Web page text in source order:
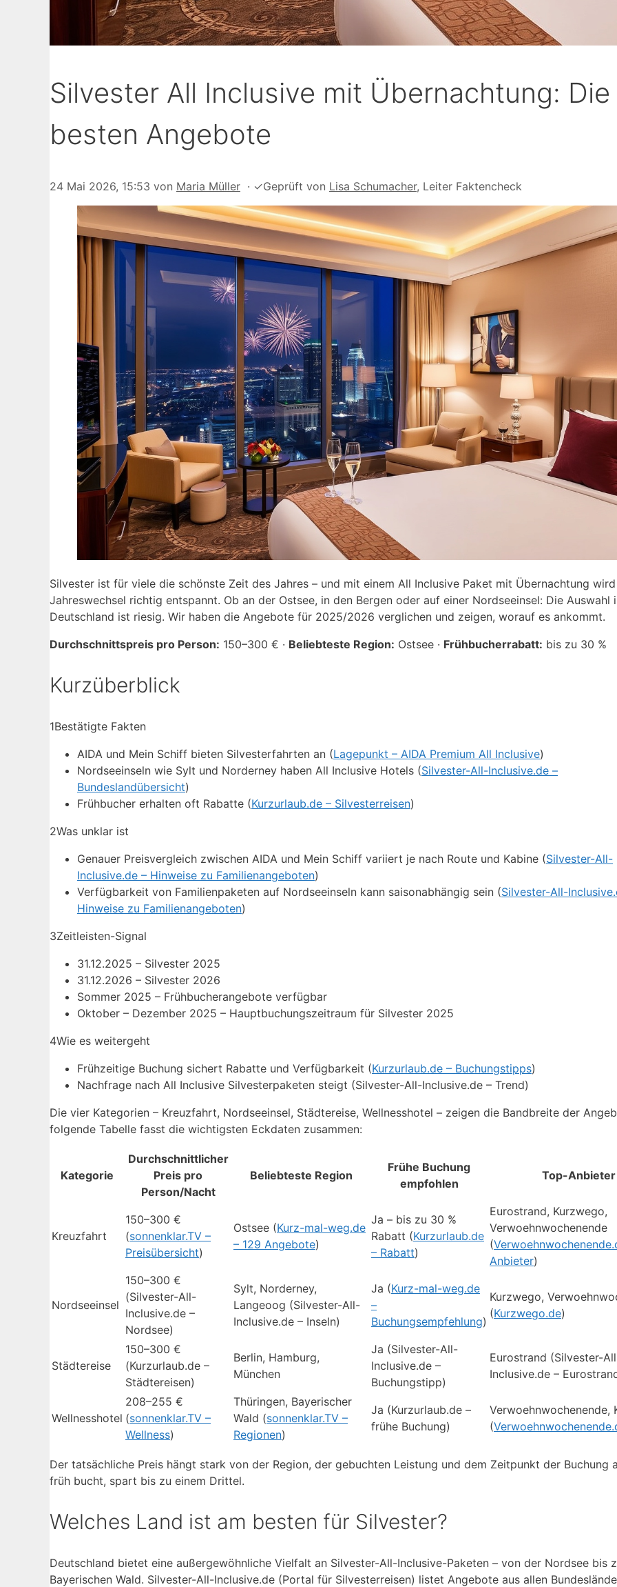
Silvester All Inclusive mit Übernachtung: Die
besten Angebote
24 Mai 2026, 15:53 von Maria Müller · ✓Geprüft von Lisa Schumacher, Leiter Faktencheck
Silvester ist für viele die schönste Zeit des Jahres – und mit einem All Inclusive Paket mit Übernachtung
Jahreswechsel richtig entspannt. Ob an der Ostsee, in den Bergen oder auf einer Nordseeinsel: Die Auswahl
Deutschland ist riesig. Wir haben die Angebote für 2025/2026 verglichen und zeigen, worauf es ankommt.
Durchschnittspreis pro Person: 150–300 € · Beliebteste Region: Ostsee · Frühbucherrabatt: bis zu 30 %
Kurzüberblick
1Bestätigte Fakten
AIDA und Mein Schiff bieten Silvesterfahrten an (Lagepunkt – AIDA Premium All Inclusive)
Nordseeinseln wie Sylt und Norderney haben All Inclusive Hotels (Silvester-All-Inclusive.de –
Bundeslandübersicht)
Frühbucher erhalten oft Rabatte (Kurzurlaub.de – Silvesterreisen)
2Was unklar ist
Genauer Preisvergleich zwischen AIDA und Mein Schiff variiert je nach Route und Kabine (Silvester-All-
Inclusive.de – Hinweise zu Familienangeboten)
Verfügbarkeit von Familienpaketen auf Nordseeinseln kann saisonabhängig sein (Silvester-All-
Hinweise zu Familienangeboten)
3Zeitleisten-Signal
31.12.2025 – Silvester 2025
31.12.2026 – Silvester 2026
Sommer 2025 – Frühbucherangebote verfügbar
Oktober – Dezember 2025 – Hauptbuchungszeitraum für Silvester 2025
4Wie es weitergeht
Frühzeitige Buchung sichert Rabatte und Verfügbarkeit (Kurzurlaub.de – Buchungstipps)
Nachfrage nach All Inclusive Silvesterpaketen steigt (Silvester-All-Inclusive.de – Trend)
Die vier Kategorien – Kreuzfahrt, Nordseeinsel, Städtereise, Wellnesshotel – zeigen die Bandbreite der
folgende Tabelle fasst die wichtigsten Eckdaten zusammen:
Kategorie
Durchschnittlicher
Preis pro
Person/Nacht
Beliebteste Region
Frühe Buchung
empfohlen
Top-Anbieter
Kreuzfahrt
150–300 €
(sonnenklar.TV –
Preisübersicht)
Ostsee (Kurz-mal-weg.de
– 129 Angebote)
Ja – bis zu 30 %
Rabatt (Kurzurlaub.de
– Rabatt)
Eurostrand, Kurzwego,
Verwoehnwochenende
(
Anbieter)
Nordseeinsel
150–300 €
(Silvester-All-
Inclusive.de –
Nordsee)
Sylt, Norderney,
Langeoog (Silvester-All-
Inclusive.de – Inseln)
Ja (Kurz-mal-weg.de
–
Buchungsempfehlung)
Kurzwego,
(Kurzwego.de)
Städtereise
150–300 €
(Kurzurlaub.de –
Städtereisen)
Berlin, Hamburg,
München
Ja (Silvester-All-
Inclusive.de –
Buchungstipp)
Eurostrand (Silvester-
Inclusive.de –
Wellnesshotel
208–255 €
(sonnenklar.TV –
Wellness)
Thüringen, Bayerischer
Wald (sonnenklar.TV –
Regionen)
Ja (Kurzurlaub.de –
frühe Buchung)
Verwoehnwochenende,
(
Der tatsächliche Preis hängt stark von der Region, der gebuchten Leistung und dem Zeitpunkt der Buchung
früh bucht, spart bis zu einem Drittel.
Welches Land ist am besten für Silvester?
Deutschland bietet eine außergewöhnliche Vielfalt an Silvester-All-Inclusive-Paketen – von der Nordsee bis
Bayerischen Wald. Silvester-All-Inclusive.de (Portal für Silvesterreisen) listet Angebote aus allen